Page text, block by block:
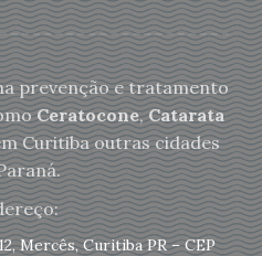
prevenção e tratamento
Ceratocone,Catarata
Curitiba outras cidades
Mercês, Curitiba PR – CEP